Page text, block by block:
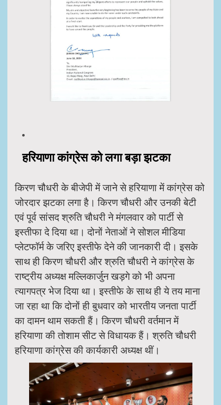
हरियाणा कांग्रेस को लगा बड़ा झटका
किरण चौधरी के बीजेपी में जाने से हरियाणा में कांग्रेस को
जोरदार झटका लगा है। किरण चौधरी और उनकी बेटी
एवं पूर्व सांसद श्रुति चौधरी ने मंगलवार को पार्टी से
इस्तीफा दे दिया था। दोनों नेताओं ने सोशल मीडिया
प्लेटफॉर्म के जरिए इस्तीफे देने की जानकारी दी। इसके
साथ ही किरण चौधरी और श्रुति चौधरी ने कांग्रेस के
राष्ट्रीय अध्यक्ष मल्लिकार्जुन खड़गे को भी अपना
त्यागपत्र भेज दिया था। इस्तीफे के साथ ही ये तय माना
जा रहा था कि दोनों ही बुधवार को भारतीय जनता पार्टी
का दामन थाम सकती हैं। किरण चौधरी वर्तमान में
हरियाणा की तोशाम सीट से विधायक हैं। श्रुति चौधरी
हरियाणा कांग्रेस की कार्यकारी अध्यक्ष थीं।